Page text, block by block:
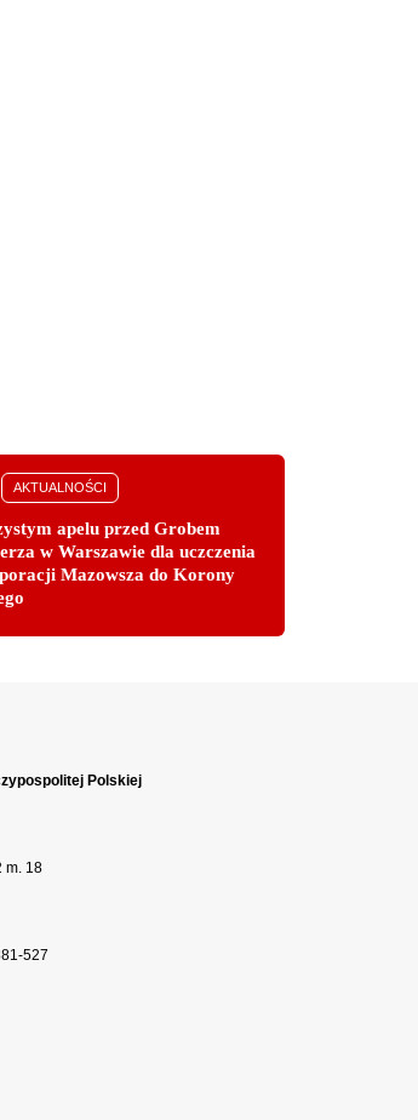
AKTUALNOŚCI
apelu przed Grobem
w Warszawie dla uczczenia
Mazowsza do Korony
Polskiej
m. 18
527